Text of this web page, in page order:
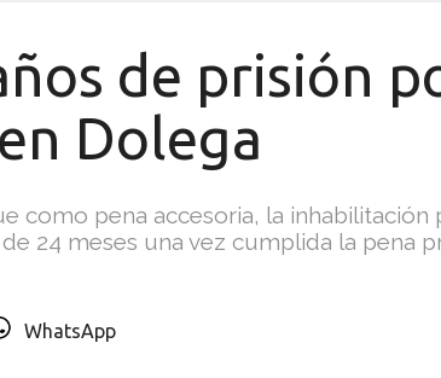
de prisión
Dolega
como pena accesoria, la inhabilitación
24 meses una vez cumplida la pena
WhatsApp